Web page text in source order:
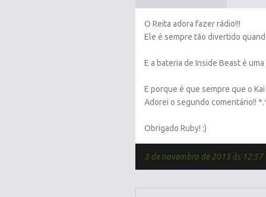
O Reita adora fazer rádio!!!
Ele é sempre tão divertido
E a bateria de Inside Beast é
E porque é que sempre que o
Adorei o segundo comentário!!
Obrigado Ruby! :)
3 de novembro de 2013 às 12:57